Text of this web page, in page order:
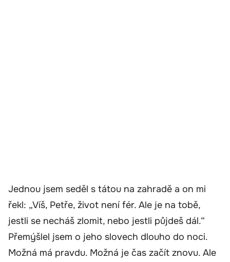
Jednou jsem seděl s tátou na zahradě a on mi
řekl: „Víš, Petře, život není fér. Ale je na tobě,
jestli se necháš zlomit, nebo jestli půjdeš dál.“
Přemýšlel jsem o jeho slovech dlouho do noci.
Možná má pravdu. Možná je čas začít znovu. Ale